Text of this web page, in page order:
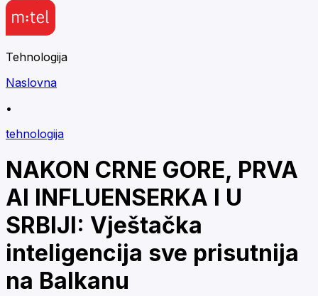
Tehnologija
Naslovna
•
tehnologija
NAKON CRNE GORE, PRVA
AI INFLUENSERKA I U
SRBIJI: Vještačka
inteligencija sve prisutnija
na Balkanu